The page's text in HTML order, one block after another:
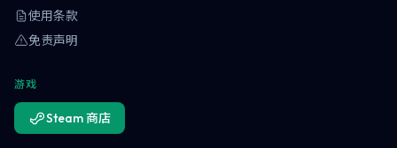
使用条款
免责声明
游戏
Steam 商店